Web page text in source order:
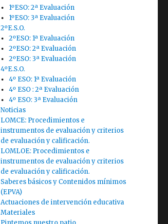
1ºESO: 2ª Evaluación
1ºESO: 3ª Evaluación
2ºE.S.O.
2ºESO: 1ª Evaluación
2ºESO: 2ª Evaluación
2ºESO: 3ª Evaluación
4ºE.S.O.
4º ESO: 1ª Evaluación
4º ESO : 2ª Evaluación
4º ESO: 3ª Evaluación
Noticias
LOMCE: Procedimientos e
instrumentos de evaluación y criterios
de evaluación y calificación.
LOMLOE: Procedimientos e
instrumentos de evaluación y criterios
de evaluación y calificación.
Saberes básicos y Contenidos mínimos
(EPVA)
Actuaciones de intervención educativa
Materiales